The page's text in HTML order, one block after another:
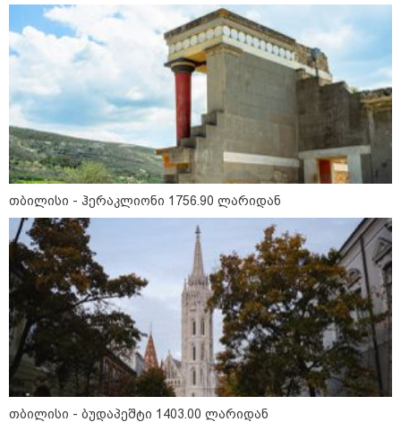
1-დღიანი ტურები თბილისიდან:
სად წავიდეთ დილით და
დავბრუნდეთ საღამოს?
ბოსტანი აივანზე: რომელი
ბოსტნეული და მწვანილი
იზრდება მარტივად ქოთნებში
რა უნდა იყოს იდეალურ პლაჟის
ჩანთაში: სრული ჩეკლისტი
ზღვაზე წასვლამდე
კონფლიქტები
თბილისი - ჰერაკლიონი 1756.90 ლარიდან
თბილისი - ბუდაპეშტი 1403.00 ლარიდან